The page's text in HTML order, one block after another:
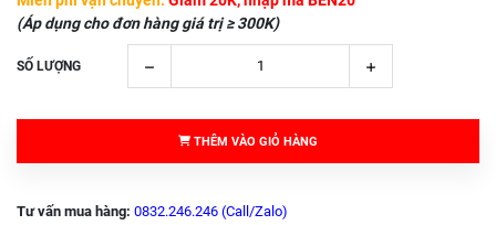
(Áp dụng cho đơn hàng giá trị ≥ 300K)
SỐ LƯỢNG
THÊM VÀO GIỎ HÀNG
Tư vấn mua hàng: 0832.246.246 (Call/Zalo)